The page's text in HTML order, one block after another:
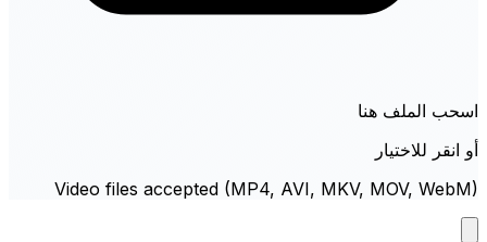
اسحب الملف هنا
أو انقر للاختيار
Video files accepted (MP4, AVI, MKV, MOV, WebM)